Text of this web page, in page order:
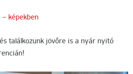
képekben
találkozunk jövőre is a nyár nyitó